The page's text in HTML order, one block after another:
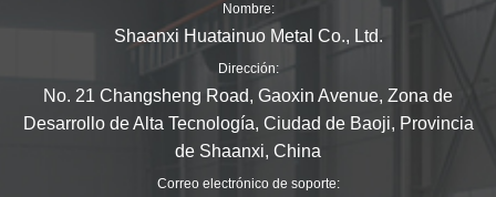
Nombre:
Shaanxi Huatainuo Metal Co., Ltd.
Dirección:
No. 21 Changsheng Road, Gaoxin Avenue, Zona de
Desarrollo de Alta Tecnología, Ciudad de Baoji, Provincia
de Shaanxi, China
Correo electrónico de soporte: